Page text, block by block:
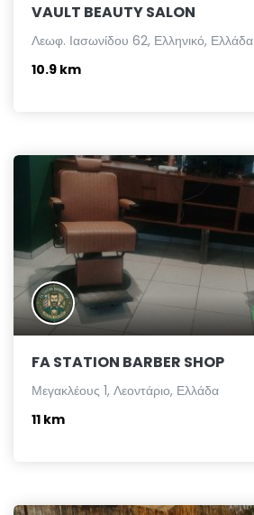
VAULT BEAUTY SALON
Λεωφ. Ιασωνίδου 62, Ελληνικό, Ελλάδα
10.9 km
FA STATION BARBER SHOP
Μεγακλέους 1, Λεοντάριο, Ελλάδα
11 km